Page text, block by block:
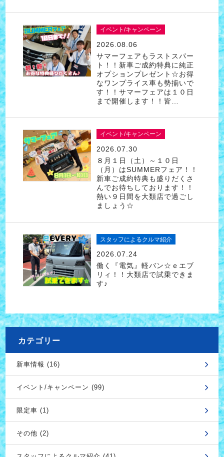
イベント/キャンペーン
2026.08.06
サマーフェアもラストスパー
ト！！新車ご成約特典に純正
オプションプレゼント☆お得
なワンプライス車も勢揃いで
す！！サマーフェアは１０日
まで開催します！！皆…
イベント/キャンペーン
2026.07.30
８月１日（土）～１０日
（月）はSUMMERフェア！！
新車ご成約特典も盛りだくさ
んでお待ちしております！！
熱い９日間を大類店で過ごし
ましょう☆
スタッフによるクルマ紹介
2026.07.24
働く『電気』軽バン☆ｅエブ
リィ！！大類店で試乗できま
す♪
カテゴリー
新車情報 (16)
イベント/キャンペーン (99)
限定車 (1)
その他 (2)